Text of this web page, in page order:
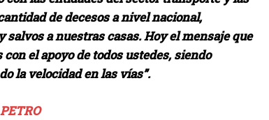
de decesos a nivel nacional,
a nuestras casas. Hoy el mensaje que
el apoyo de todos ustedes, siendo
la velocidad en las vías”.